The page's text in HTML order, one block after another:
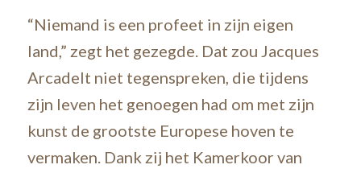
“Niemand is een profeet in zijn eigen
land,” zegt het gezegde. Dat zou Jacques
Arcadelt niet tegenspreken, die tijdens
zijn leven het genoegen had om met zijn
kunst de grootste Europese hoven te
vermaken. Dank zij het Kamerkoor van